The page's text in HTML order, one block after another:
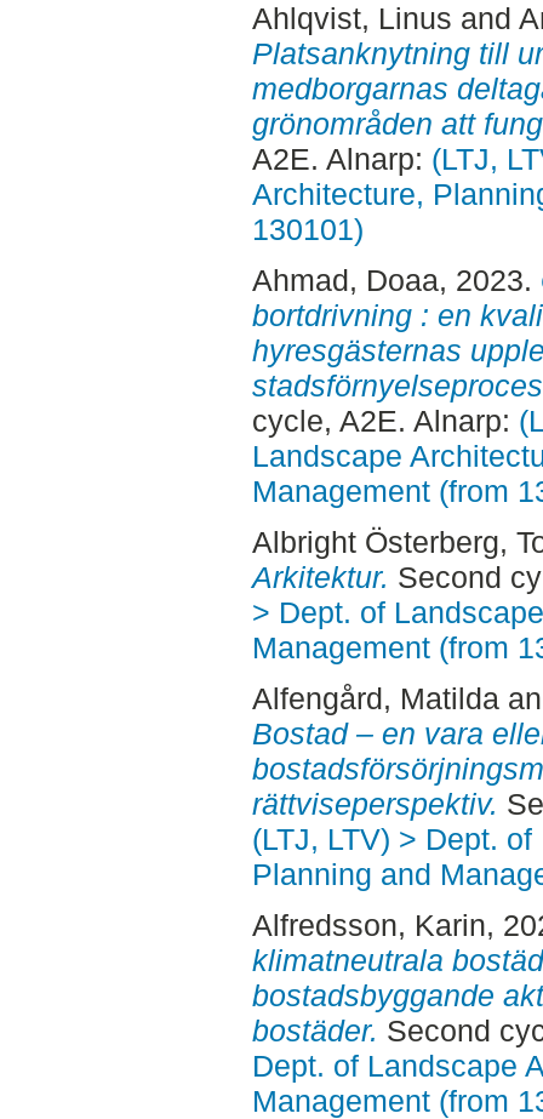
Ahlqvist, Linus and
Platsanknytning till
medborgarnas
grönområden att
A2E. Alnarp: (LTJ,
Architecture,
130101)
Ahmad, Doaa, 2023.
bortdrivning : en
hyresgästernas
cycle, A2E. Alnarp:
Landscape
Management (from
Albright Österberg,
Arkitektur. Second
> Dept. of
Management (from
Alfengård, Matilda
Bostad – en vara
rättviseperspektiv.
(LTJ, LTV) > Dept.
Planning and
Alfredsson, Karin,
klimatneutrala
bostadsbyggande
bostäder. Second
Dept. of Landscape
Management (from